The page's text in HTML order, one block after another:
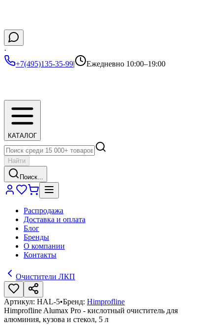
·
+7(495)135-35-99| Ежедневно 10:00–19:00
КАТАЛОГ
Найти
Поиск...
Распродажа
Доставка и оплата
Блог
Бренды
О компании
Контакты
Очистители ЛКП
Артикул: HAL-5•Бренд: Himprofline
Himprofline Alumax Pro - кислотный очиститель для
алюминия, кузова и стекол, 5 л